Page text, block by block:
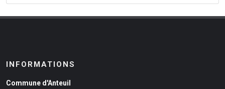
INFORMATIONS
Commune d'Anteuil